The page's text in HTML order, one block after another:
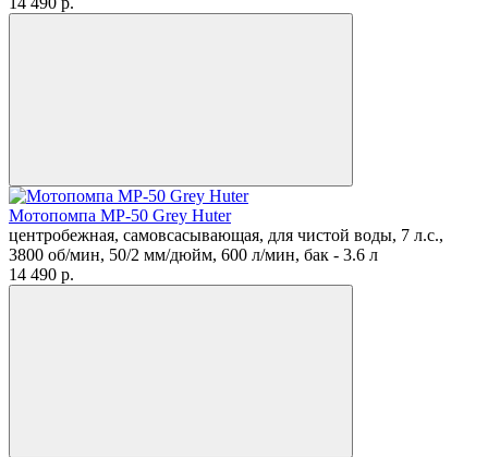
Мотопомпа MP-50 Grey Huter
центробежная, самовсасывающая, для чистой воды, 7 л.с.,
3800 об/мин, 50/2 мм/дюйм, 600 л/мин, бак - 3.6 л
14 490 p.